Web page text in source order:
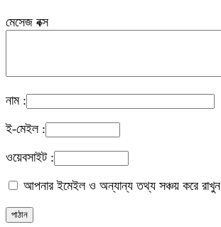
মেসেজ বক্স
নাম :
ই-মেইল :
ওয়েবসাইট :
আপনার ইমেইল ও অন্যান্য তথ্য সঞ্চয় করে রাখুন